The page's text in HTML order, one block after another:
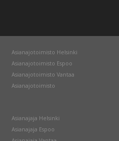
Asianajotoimisto Helsinki
Asianajotoimisto Espoo
Asianajotoimisto Vantaa
Asianajotoimisto
Asianajaja Helsinki
Asianajaja Espoo